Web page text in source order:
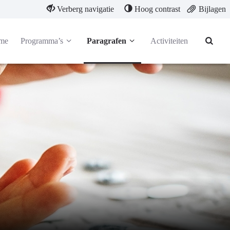
Verberg navigatie Hoog contrast Bijlagen
Programma’s Paragrafen Activiteiten